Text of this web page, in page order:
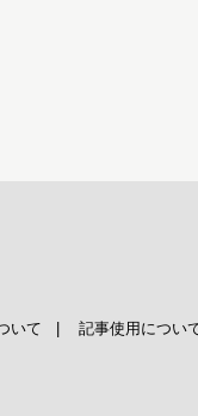
いて 記事使用につい